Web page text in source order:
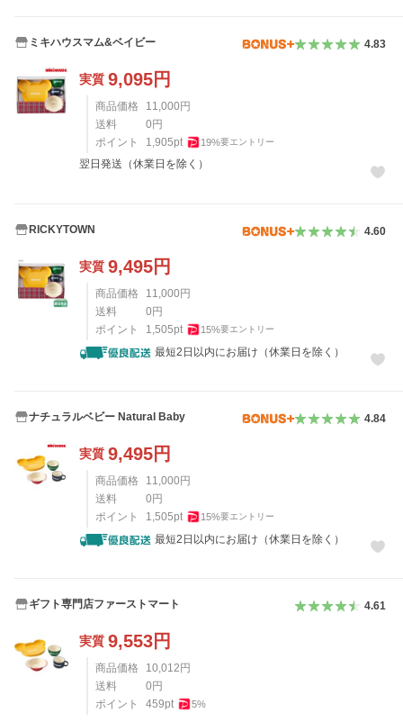
ミキハウスマム&ベイビー 4.83
実質 9,095円
商品価格 11,000 円
送料
0 円
ポイント
1,905pt 19%要エントリー
翌日発送（休業日を除く）
RICKYTOWN 4.60
実質 9,495円
商品価格 11,000 円
送料
0 円
ポイント
1,505pt 15%要エントリー
最短2日以内にお届け（休業日を除く）
ナチュラルベビー Natural Baby 4.84
実質 9,495円
商品価格 11,000 円
送料
0 円
ポイント
1,505pt 15%要エントリー
最短2日以内にお届け（休業日を除く）
ギフト専門店ファーストマート 4.61
実質 9,553円
商品価格 10,012 円
送料
0 円
ポイント
459pt 5%